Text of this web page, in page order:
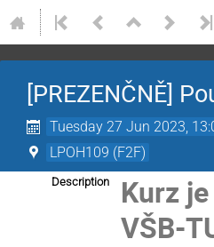
[PREZENČNĚ]
Tuesday 27 Jun 2023,
LPOH109 (F2F)
Description
Kurz
VŠB-